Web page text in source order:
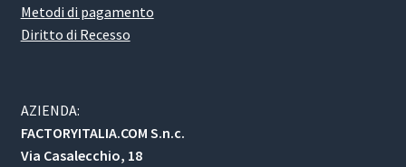
Metodi di pagamento
Diritto di Recesso
AZIENDA:
FACTORYITALIA.COM S.n.c.
Via Casalecchio, 18